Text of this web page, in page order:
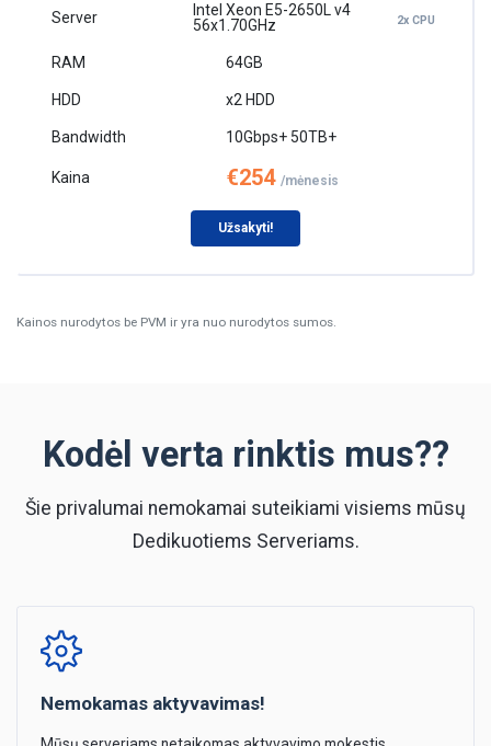
Intel Xeon E5-2650L v4
56x1.70GHz
2x CPU
64GB
x2 HDD
10Gbps+ 50TB+
€254 /mėnesis
Užsakyti!
Kainos nurodytos be PVM ir yra nuo nurodytos sumos.
Kodėl verta rinktis mus??
Šie privalumai nemokamai suteikiami visiems mūsų
Dedikuotiems Serveriams.
Nemokamas aktyvavimas!